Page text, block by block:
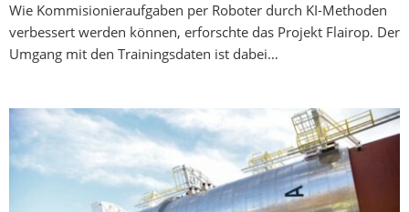
Wie Kommisionieraufgaben per Roboter durch KI-Methoden
verbessert werden können, erforschte das Projekt Flairop. Der
Umgang mit den Trainingsdaten ist dabei…